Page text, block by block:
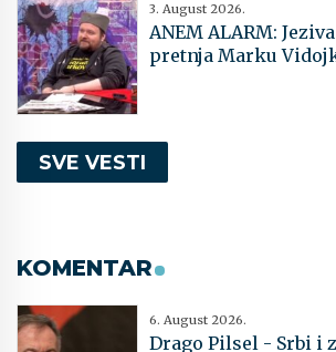
3. August 2026.
ANEM ALARM:
pretnja Marku
SVE VESTI
KOMENTAR
6. August 2026.
Drago Pilsel - Srbi i